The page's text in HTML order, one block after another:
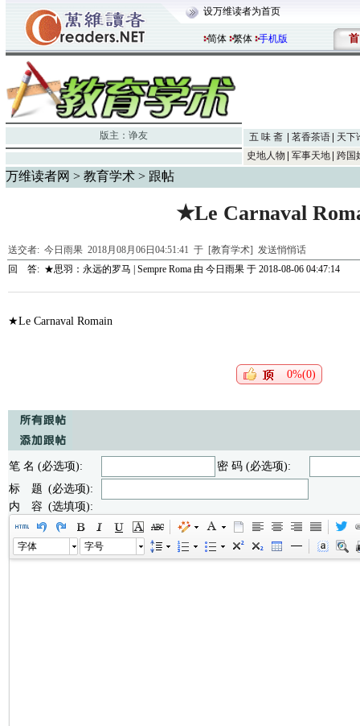
设万维读者为首页
简体 繁体 手机版 首
版主： 诤友 五 味 斋 茗香茶语
天下
史地人物
军事天地 跨国
万维读者网 > 教育学术 > 跟帖
★Le Carnaval
送交者: 今日雨果 2018月08月06日04:51:41 于 [教育学术] 发送悄悄话
回 答: ★思羽：永远的罗马 | Sempre Roma 由 今日雨果 于 2018-08-06 04:47:14
★Le Carnaval Romain
0%(0)
笔 名 (必选项):
密 码 (必选项):
标 题 (必选项):
内 容 (选填项):
字体 字号